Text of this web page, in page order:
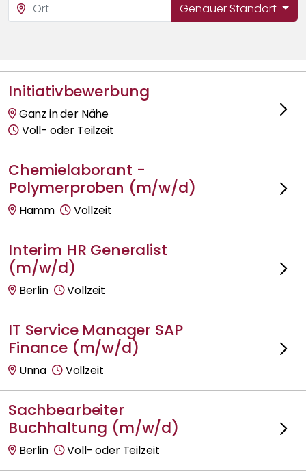
Genauer Standort
Initiativbewerbung
Ganz in der Nähe
Voll- oder Teilzeit
Chemielaborant -
Polymerproben (m/w/d)
Hamm Vollzeit
Interim HR Generalist
(m/w/d)
Berlin Vollzeit
IT Service Manager SAP
Finance (m/w/d)
Unna Vollzeit
Sachbearbeiter
Buchhaltung (m/w/d)
Berlin Voll- oder Teilzeit